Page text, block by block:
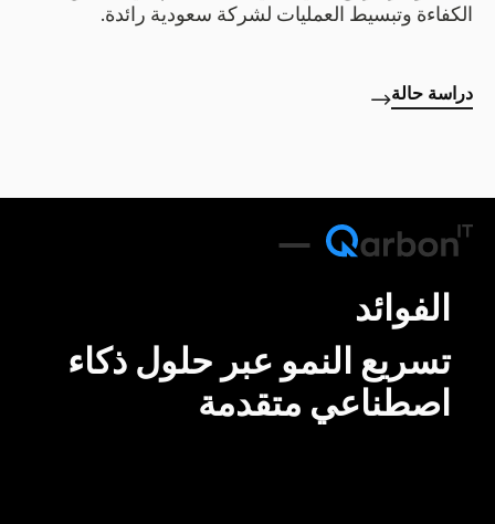
الكفاءة وتبسيط العمليات لشركة سعودية رائدة.
دراسة حالة
الفوائد
تسريع النمو عبر حلول ذكاء
اصطناعي متقدمة